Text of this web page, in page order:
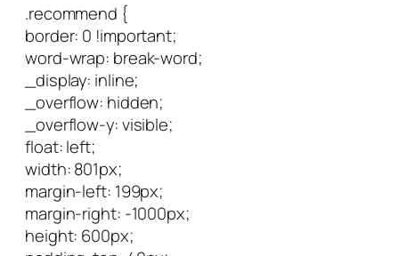
.recommend {
border: 0 !important;
word-wrap: break-word;
_display: inline;
_overflow: hidden;
_overflow-y: visible;
float: left;
width: 801px;
margin-left: 199px;
margin-right: -1000px;
height: 600px;